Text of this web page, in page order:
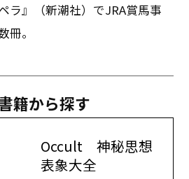
ラ』（新潮社）でJRA賞馬事
冊。
籍から探す
Occult 神秘思想
表象大全